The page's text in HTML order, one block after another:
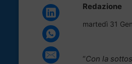
Redazione
martedì 31
“Con la